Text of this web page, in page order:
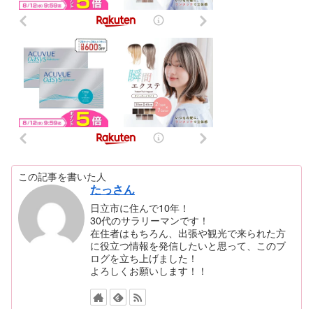
この記事を書いた人
たっさん
日立市に住んで10年！
30代のサラリーマンです！
在住者はもちろん、出張や観光で来られた方
に役立つ情報を発信したいと思って、このブ
ログを立ち上げました！
よろしくお願いします！！